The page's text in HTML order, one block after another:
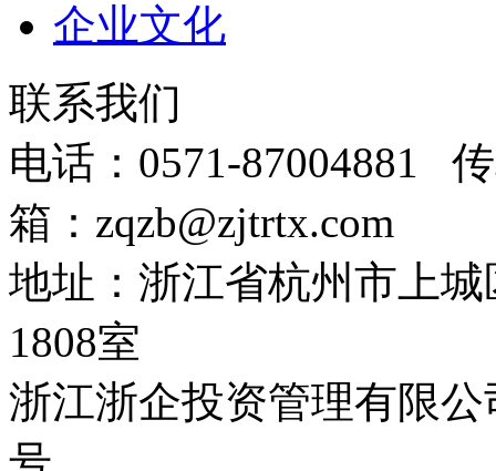
企业文化
联系我们
电话：0571-87004881
箱：zqzb@zjtrtx.com
地址：浙江省杭州市上
1808室
浙江浙企投资管理有限公